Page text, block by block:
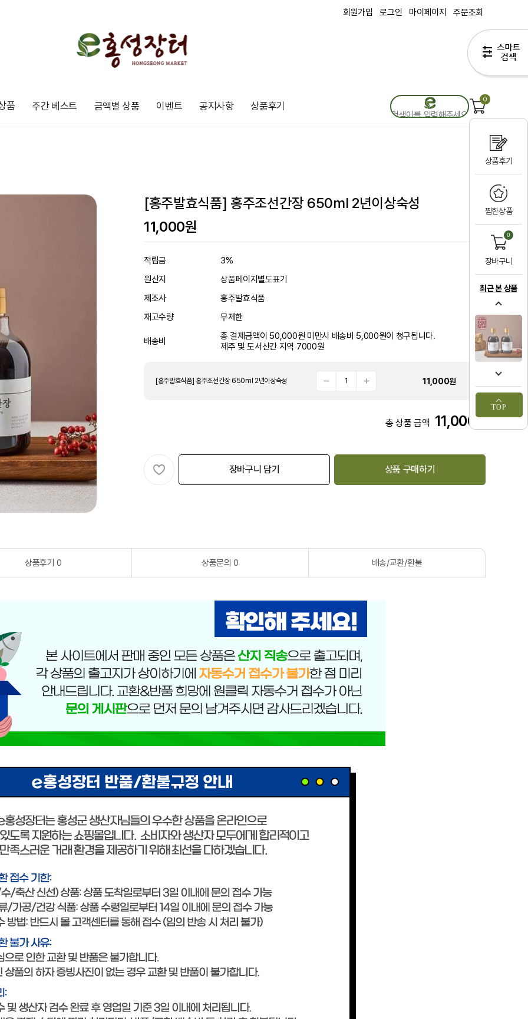
상품후기
찜한상품
0
장바구니
최근 본 상품
TOP
회원가입 로그인 마이페이지 주문조회
품 주간 베스트 금액별 상품 이벤트 공지사항 상품후기
0
[홍주발효식품] 홍주조선간장 650ml 2년이상숙성
11,000원
적립금
3%
원산지
상품페이지별도표기
제조사
홍주발효식품
재고수량
무제한
배송비
총 결제금액이 50,000원 미만시 배송비 5,000원이 청구됩니다.
제주 및 도서산간 지역 7000원
[홍주발효식품] 홍주조선간장 650ml 2년이상숙성 11,000원
총 상품 금액 11,000원
장바구니 담기 상품 구매하기
상품후기 0 상품문의 0 배송/교환/환불